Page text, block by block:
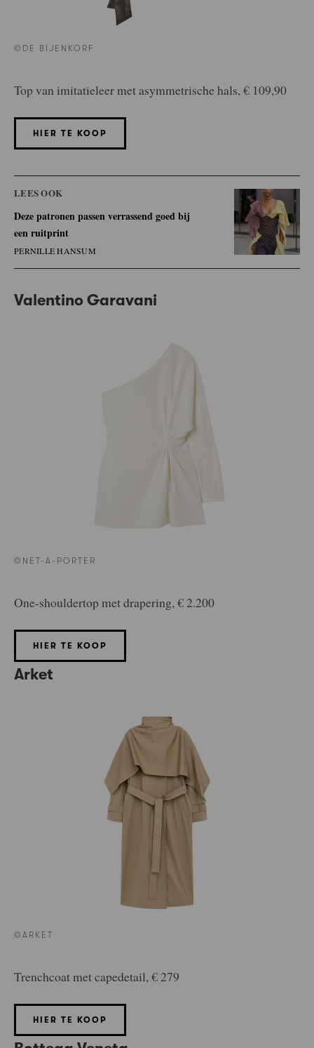
©DE BIJENKORF
Top van imitatieleer met asymmetrische hals, € 109,90
HIER TE KOOP
LEES OOK
Deze patronen passen verrassend goed bij
een ruitprint
PERNILLE HANSUM
Valentino Garavani
©NET-A-PORTER
One-shouldertop met drapering, € 2.200
HIER TE KOOP
Arket
©ARKET
Trenchcoat met capedetail, € 279
HIER TE KOOP